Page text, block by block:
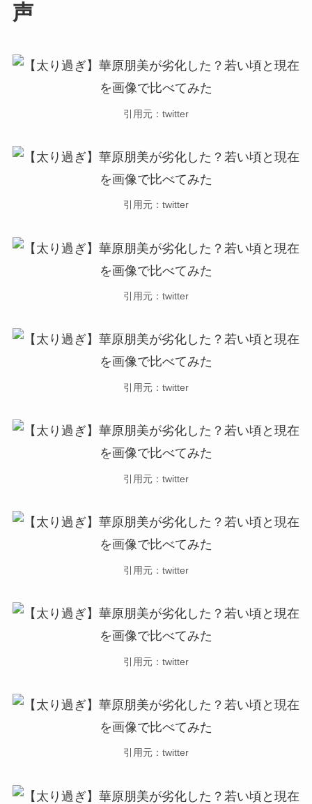
声
引用元：twitter
引用元：twitter
引用元：twitter
引用元：twitter
引用元：twitter
引用元：twitter
引用元：twitter
引用元：twitter